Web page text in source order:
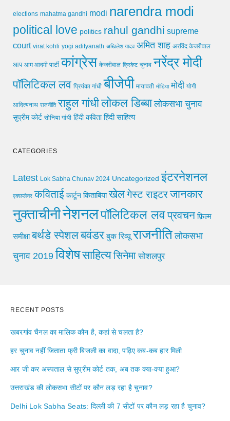
elections mahatma gandhi modi narendra modi
political love politics rahul gandhi supreme
court virat kohli yogi adityanath अखिलेश यादव अमित शाह अरविंद केजरीवाल
आप आम आदमी पार्टी कांग्रेस केजरीवाल क्रिकेट चुनाव नरेंद्र मोदी
पॉलिटिकल लव प्रियंका गांधी बीजेपी मायावती मीडिया मोदी योगी
आदित्यनाथ राजनीति राहुल गांधीलोकल डिब्बा लोकसभा चुनाव
सुप्रीम कोर्ट सोनिया गांधी हिंदी कविता हिंदी साहित्य
CATEGORIES
Latest Lok Sabha Chunav 2024 Uncategorized इंटरनेशनल
एक्सप्लेनर कविताई कार्टून किताबिया खेलगेस्ट राइटरजानकार
नुक्ताचीनीनेशनलपॉलिटिकल लवप्रवचन फ़िल्म
समीक्षा बर्थडे स्पेशलबवंडर बुक रिव्यू राजनीति लोकसभा
चुनाव 2019 विशेषसाहित्यसिनेमा सोशलपुर
RECENT POSTS
खबरगांव चैनल का मालिक कौन है, कहां से चलता है?
हर चुनाव नहीं जिताता फ्री बिजली का वादा, पढ़िए कब-कब हार मिली
आर जी कर अस्पताल से सुप्रीम कोर्ट तक, अब तक क्या-क्या हुआ?
उत्तराखंड की लोकसभा सीटों पर कौन लड़ रहा है चुनाव?
Delhi Lok Sabha Seats: दिल्ली की 7 सीटों पर कौन लड़ रहा है चुनाव?